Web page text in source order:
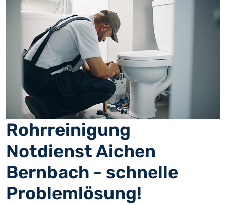
Rohrreinigung
Notdienst Aichen
Bernbach - schnelle
Problemlösung!